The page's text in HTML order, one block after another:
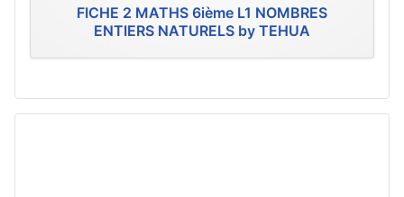
FICHE 2 MATHS 6ième L1 NOMBRES
ENTIERS NATURELS by TEHUA